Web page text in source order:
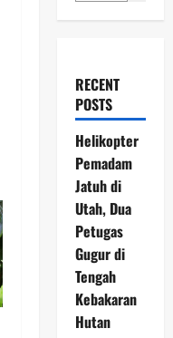
RECENT
POSTS
Helikopter
Pemadam
Jatuh di
Utah, Dua
Petugas
Gugur di
Tengah
Kebakaran
Hutan